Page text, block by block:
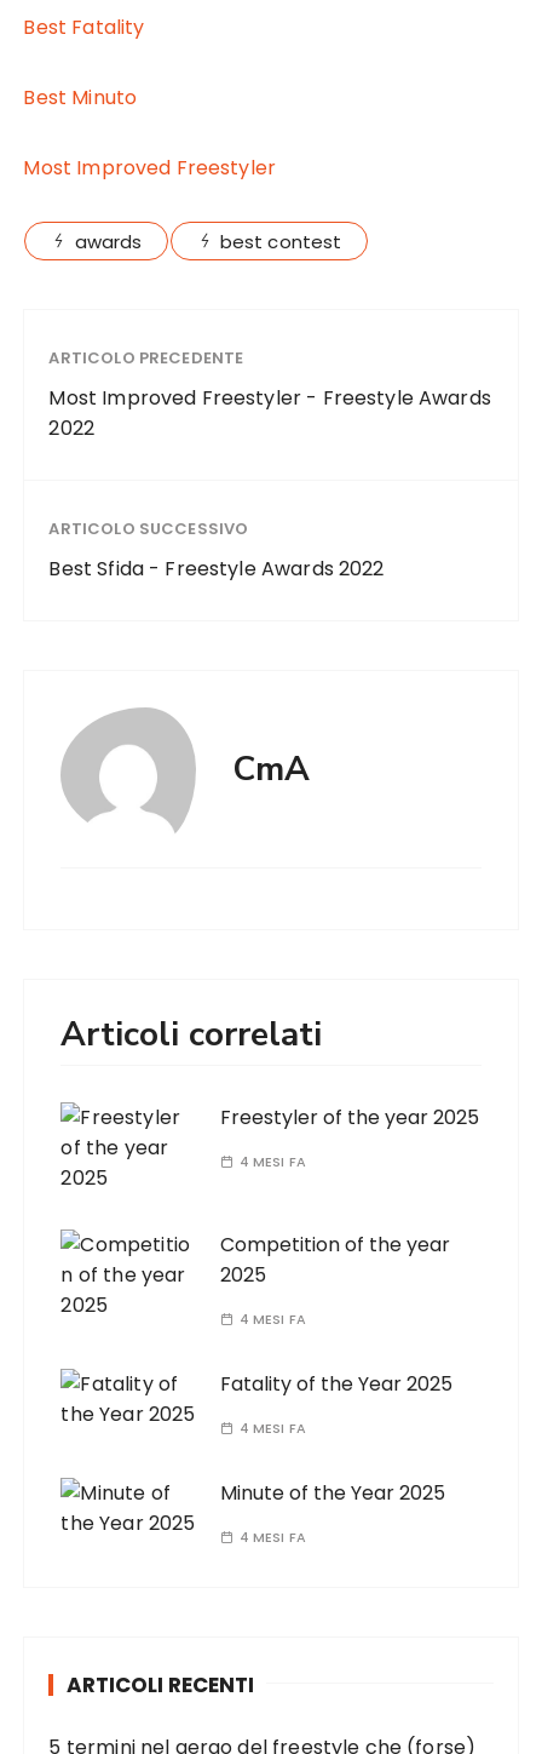
Best Fatality
Best Minuto
Most Improved Freestyler
awards best contest
ARTICOLO PRECEDENTE
Most Improved Freestyler - Freestyle Awards
2022
ARTICOLO SUCCESSIVO
Best Sfida - Freestyle Awards 2022
CmA
Articoli correlati
Freestyler of the year 2025
4 MESI FA
Competition of the year
2025
4 MESI FA
Fatality of the Year 2025
4 MESI FA
Minute of the Year 2025
4 MESI FA
ARTICOLI RECENTI
5 termini nel gergo del freestyle che (forse)